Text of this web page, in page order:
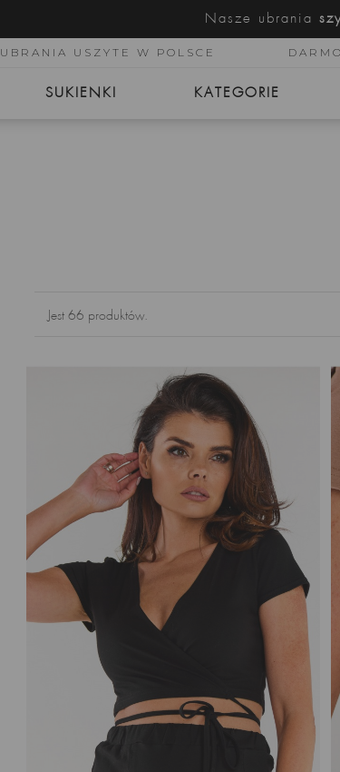
Nasze ubrania
UBRANIA USZYTE W POLSCE
SUKIENKI KATEGORIE
Jest 66 produktów.